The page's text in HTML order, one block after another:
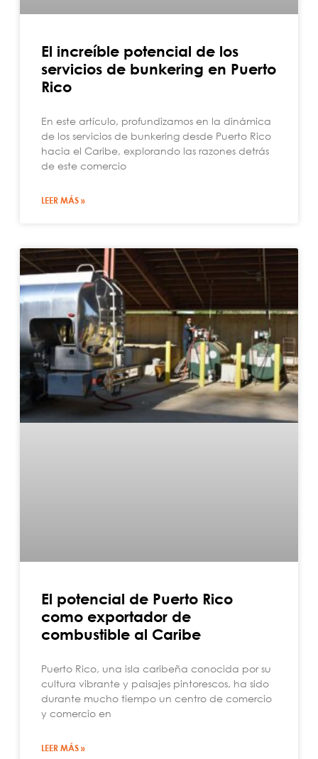
El increíble potencial de los
servicios de bunkering en Puerto
Rico
En este artículo, profundizamos en la dinámica
de los servicios de bunkering desde Puerto Rico
hacia el Caribe, explorando las razones detrás
de este comercio
LEER MÁS »
El potencial de Puerto Rico
como exportador de
combustible al Caribe
Puerto Rico, una isla caribeña conocida por su
cultura vibrante y paisajes pintorescos, ha sido
durante mucho tiempo un centro de comercio
y comercio en
LEER MÁS »